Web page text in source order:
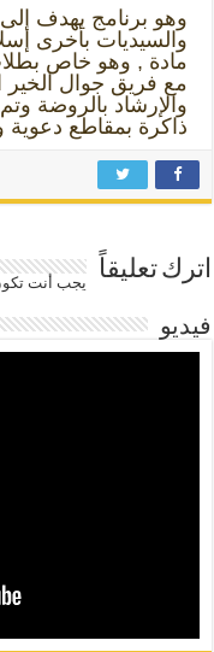
وهو برنامج يهدف إلى
والسيديات بأخرى
مادة , وهو خاص بطلاب
مع فريق جوال الخير
والإرشاد بالروضة
ذاكرة بمقاطع
اترك تعليقاً يجب أنت
فيديو